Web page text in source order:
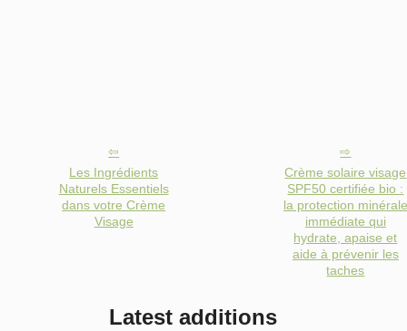
Les Ingrédients
Naturels Essentiels
dans votre Crème
Visage
Crème solaire visage
SPF50 certifiée bio :
la protection minérale
immédiate qui
hydrate, apaise et
aide à prévenir les
taches
Latest additions